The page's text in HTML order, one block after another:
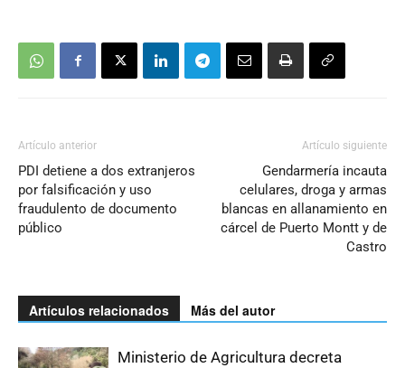
Artículo anterior
PDI detiene a dos extranjeros
por falsificación y uso
fraudulento de documento
público
Artículo siguiente
Gendarmería incauta
celulares, droga y armas
blancas en allanamiento en
cárcel de Puerto Montt y de
Castro
Artículos relacionados Más del autor
Ministerio de Agricultura decreta